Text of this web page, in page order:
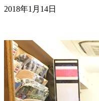
2018年1月14日